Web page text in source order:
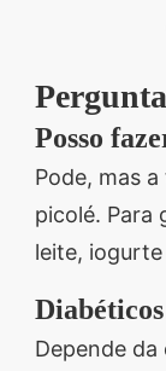
Posso
Pode, mas
picolé. Para
leite,
Depende